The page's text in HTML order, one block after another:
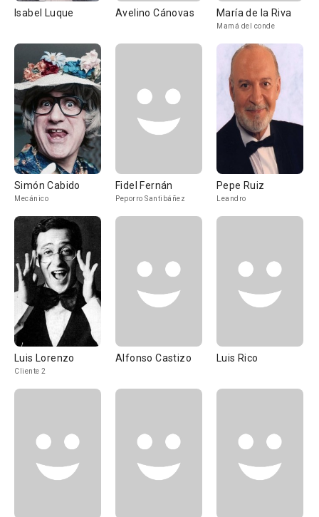
Isabel Luque Avelino Cánovas María de la Riva
Mamá del conde
Simón Cabido
Mecánico
Fidel Fernán
Peporro Santibáñez
Pepe Ruiz
Leandro
Luis Lorenzo
Cliente 2
Alfonso Castizo Luis Rico